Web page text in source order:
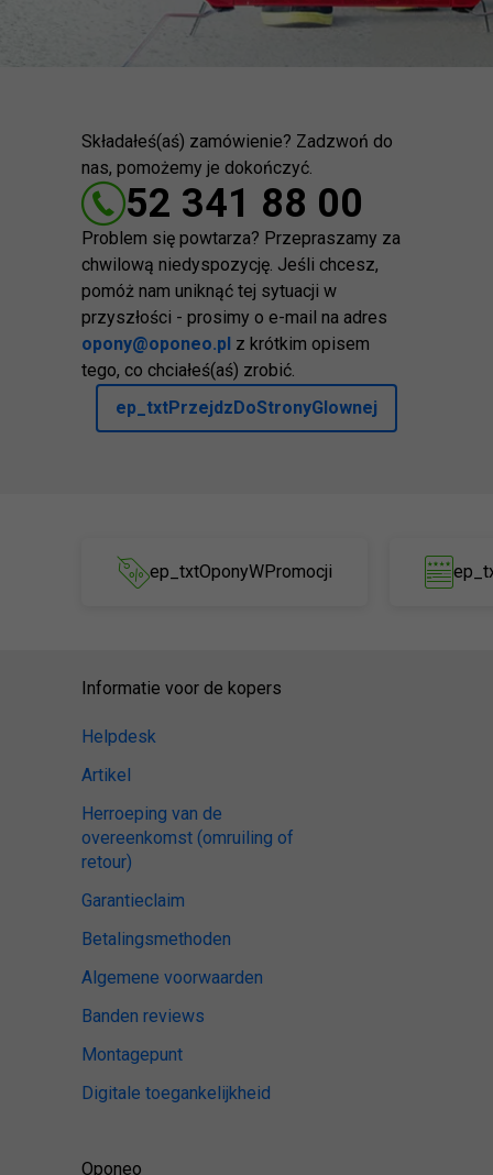
Składałeś(aś) zamówienie? Zadzwoń do
nas, pomożemy je dokończyć.
52 341 88 00
Problem się powtarza? Przepraszamy za
chwilową niedyspozycję. Jeśli chcesz,
pomóż nam uniknąć tej sytuacji w
przyszłości - prosimy o e-mail na adres
opony@oponeo.pl z krótkim opisem
tego, co chciałeś(aś) zrobić.
ep_txtPrzejdzDoStronyGlownej
ep_txtOponyWPromocji
Informatie voor de kopers
Helpdesk
Artikel
Herroeping van de
overeenkomst (omruiling of
retour)
Garantieclaim
Betalingsmethoden
Algemene voorwaarden
Banden reviews
Montagepunt
Digitale toegankelijkheid
Oponeo